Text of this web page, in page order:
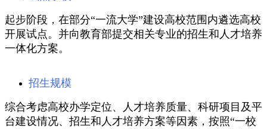
起步阶段，在部分“一流大学”建设高校范围内遴选高校
开展试点。并向教育部提交相关专业的招生和人才培养
一体化方案。
招生规模
综合考虑高校办学定位、人才培养质量、科研项目及平
台建设情况、招生和人才培养方案等因素，按照“一校